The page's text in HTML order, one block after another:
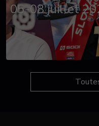
05-08 juillet